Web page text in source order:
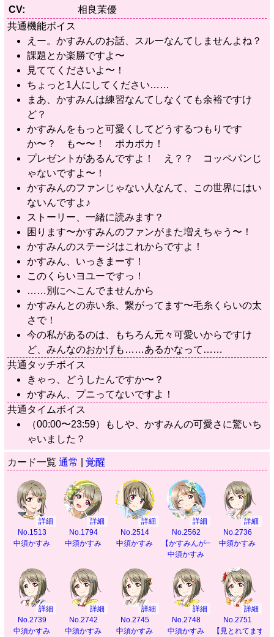
CV
相良茉優
共通機能ボイス
えー。かすみんのお話、スルーなんてしませんよね？
課題とか楽勝ですよ〜
見ててくださいよ〜！
ちょっと1人にしてください……
まあ、かすみんは練習なんてしなくても余裕ですけ
ど？
かすみんをもっと可愛くしてどうするつもりです
か〜？ も〜〜！ ポカポカ！
プレゼントがあるんですよ！ え？？ コッペパンじ
ゃないですよ〜！
かすみんのファンじゃない人なんて、この世界にはい
ないんですよ♪
ストーリー、一緒に読みます？
困ります〜かすみんのファンがまた増えちゃう〜！
かすみんのステージはこれからですよ！
かすみん、いっきまーす！
このくらいヨユーですっ！
……別にへこんでませんから
かすみんとの赤い糸、繋がってます〜毛糸くらいの太
さで！
今の私があるのは、もちろん元々可愛いからですけ
ど、みんなのおかげも……あるかなって……
共通タッチボイス
きゃっ、どうしたんですか〜？
かすみん、プニってないですよ！
共通タイムボイス
（00:00〜23:59）もしや、かすみんの可愛さに驚いち
ゃいました？
カード一覧 通常 覚醒
詳細
No.1513
中須かすみ
詳細
No.1794
中須かすみ
詳細
No.2514
中須かすみ
詳細
No.2562
【かすみんが一番】
中須かすみ
詳細
No.2736
中須かすみ
詳細
No.2739
中須かすみ
詳細
No.2742
中須かすみ
詳細
No.2745
中須かすみ
詳細
No.2748
中須かすみ
詳細
No.2751
【見とれてます？